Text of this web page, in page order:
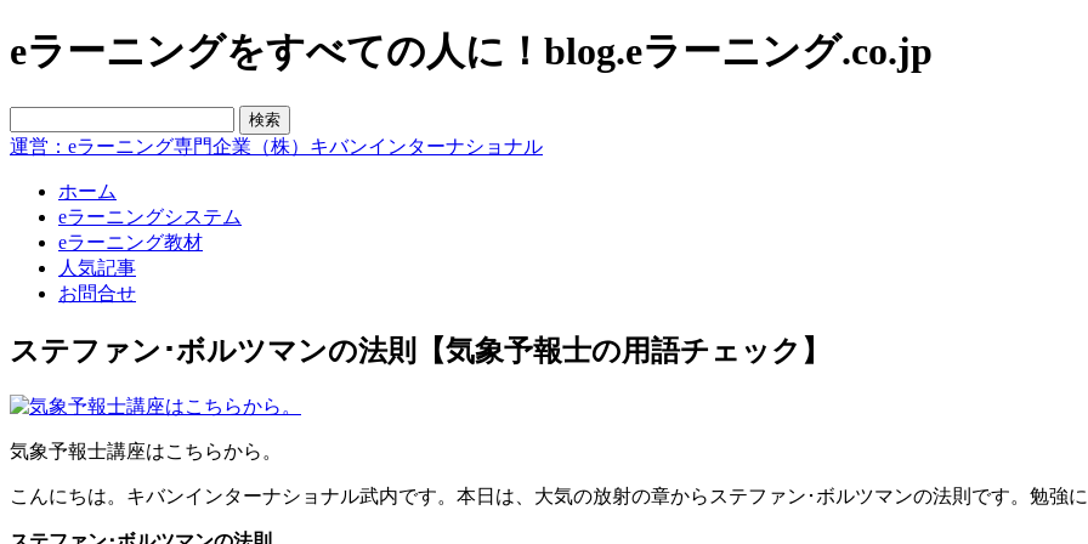
eラーニングをすべての人に！blog.eラーニング.co.jp
運営：eラーニング専門企業（株）キバンインターナショナル
ホーム
eラーニングシステム
eラーニング教材
人気記事
お問合せ
ステファン･ボルツマンの法則【気象予報士の用語チェック】
気象予報士講座はこちらから。
こんにちは。キバンインターナショナル武内です。本日は、大気の放射の章からステファン･ボルツマンの法則です。勉強に